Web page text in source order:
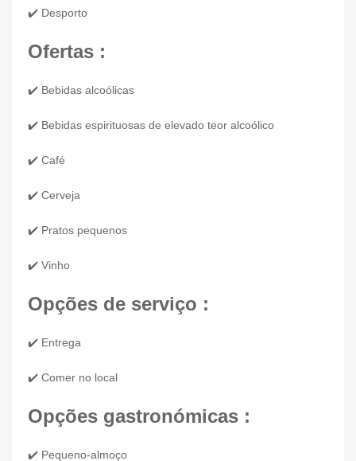
✔️ Desporto
Ofertas :
✔️ Bebidas alcoólicas
✔️ Bebidas espirituosas de elevado teor alcoólico
✔️ Café
✔️ Cerveja
✔️ Pratos pequenos
✔️ Vinho
Opções de serviço :
✔️ Entrega
✔️ Comer no local
Opções gastronómicas :
✔️ Pequeno-almoço